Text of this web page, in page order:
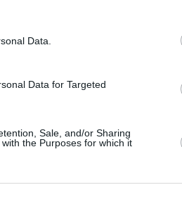
Data.
Data for Targeted
Sale, and/or Sharing
the Purposes for which it
Newsκαι μάθετε πρώτοι